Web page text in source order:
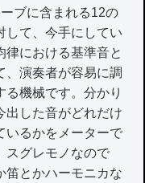
ブに含まれる12の
して、今手にしてい
律における基準音と
、演奏者が容易に調
る機械です。分かり
出した音がどれだけ
いるかをメーターで
スグレモノなので
笛とかハーモニカな